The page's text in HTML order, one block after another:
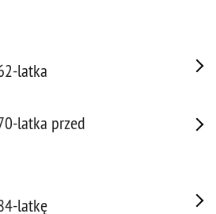
latka
latka przed
latkę